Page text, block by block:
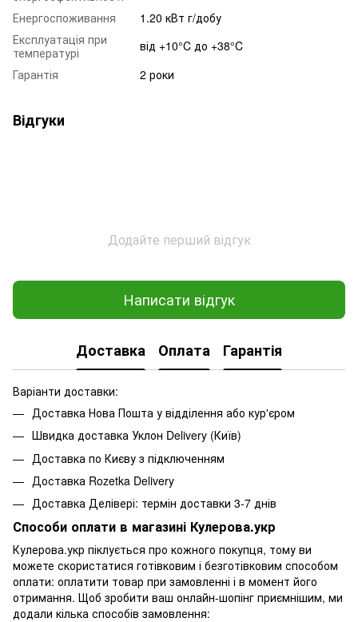
Енергоспоживання
1.20 кВт г/добу
Експлуатація при
температурі
від +10°C до +38°C
Гарантія
2 роки
Відгуки
Додайте перший відгук
Написати відгук
Доставка Оплата Гарантія
Варіанти доставки:
Доставка Нова Пошта у відділення або кур'єром
Швидка доставка Уклон Delivery (Київ)
Доставка по Києву з підключенням
Доставка Rozetka Delivery
Доставка Делівері: термін доставки 3-7 днів
Способи оплати в магазині Кулерова.укр
Кулерова.укр піклується про кожного покупця, тому ви
можете скористатися готівковим і безготівковим способом
оплати: оплатити товар при замовленні і в момент його
отримання. Щоб зробити ваш онлайн-шопінг приємнішим, ми
додали кілька способів замовлення: